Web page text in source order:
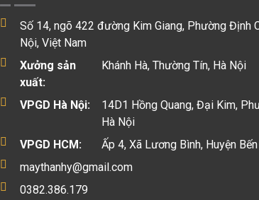
Số 14, ngõ 422 đường Kim Giang, Phường Định
Nội, Việt Nam
Xưởng sản
xuất:
Khánh Hà, Thường Tín, Hà Nội
VPGD Hà Nội:
14D1 Hồng Quang, Đại Kim,
Hà Nội
VPGD HCM:
Ấp 4, Xã Lương Bình, Huyện
maythanhy@gmail.com
0382.386.179